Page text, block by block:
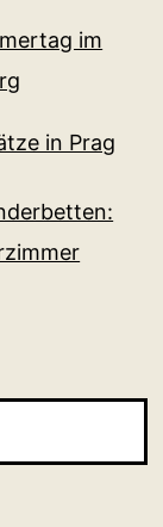
im
in Prag